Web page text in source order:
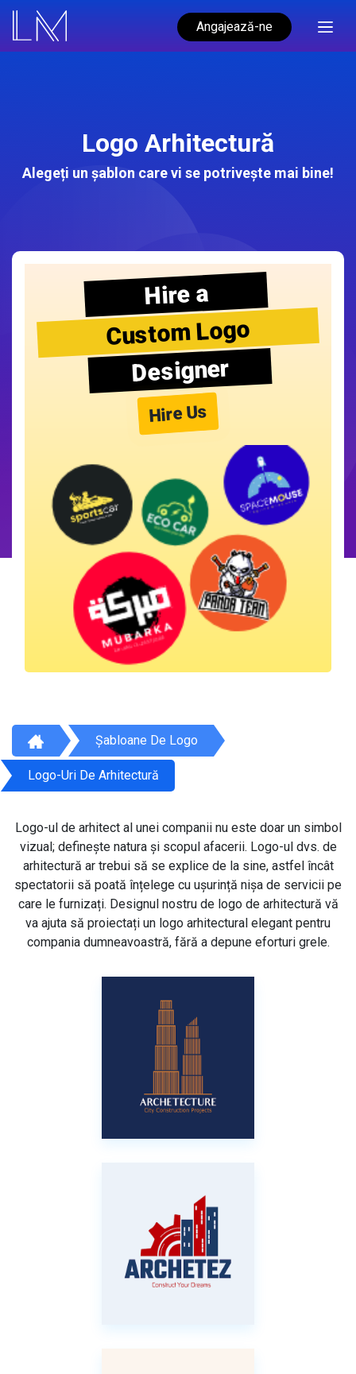
Angajează-ne
Logo Arhitectură
Alegeți un șablon care vi se potrivește mai bine!
Hire a
Custom Logo
Designer
Hire Us
Șabloane De Logo
Logo-Uri De Arhitectură
Logo-ul de arhitect al unei companii nu este doar un simbol
vizual; definește natura și scopul afacerii. Logo-ul dvs. de
arhitectură ar trebui să se explice de la sine, astfel încât
spectatorii să poată înțelege cu ușurință nișa de servicii pe
care le furnizați. Designul nostru de logo de arhitectură vă
va ajuta să proiectați un logo arhitectural elegant pentru
compania dumneavoastră, fără a depune eforturi grele.